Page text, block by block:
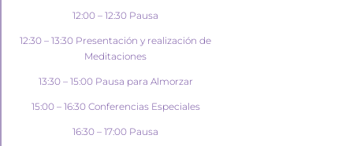
12:00 – 12:30 Pausa
12:30 – 13:30 Presentación y realización de
Meditaciones
13:30 – 15:00 Pausa para Almorzar
15:00 – 16:30 Conferencias Especiales
16:30 – 17:00 Pausa